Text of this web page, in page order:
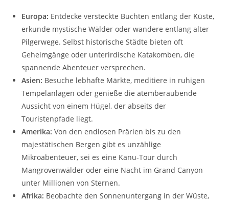
Europa: Entdecke versteckte Buchten entlang der Küste,
erkunde mystische Wälder oder wandere entlang alter
Pilgerwege. Selbst historische Städte bieten oft
Geheimgänge oder unterirdische Katakomben, die
spannende Abenteuer versprechen.
Asien: Besuche lebhafte Märkte, meditiere in ruhigen
Tempelanlagen oder genieße die atemberaubende
Aussicht von einem Hügel, der abseits der
Touristenpfade liegt.
Amerika: Von den endlosen Prärien bis zu den
majestätischen Bergen gibt es unzählige
Mikroabenteuer, sei es eine Kanu-Tour durch
Mangrovenwälder oder eine Nacht im Grand Canyon
unter Millionen von Sternen.
Afrika: Beobachte den Sonnenuntergang in der Wüste,